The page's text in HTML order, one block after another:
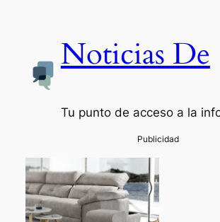
Noticias De
Tu punto de acceso a la